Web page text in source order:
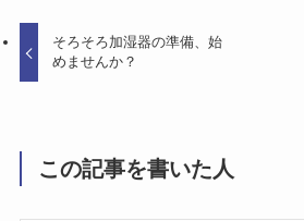
そろそろ加湿器の準備、始
めませんか？
この記事を書いた人